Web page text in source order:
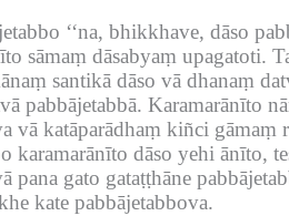
‘‘na, bhikkhave, dāso
sāmaṃ dāsabyaṃ upagatoti.
santikā dāso vā dhanaṃ
pabbājetabbā. Karamarānīto
vā katāparādhaṃ kiñci gāmaṃ
karamarānīto dāso yehi ānīto,
pana gato gataṭṭhāne
kate pabbājetabbova.